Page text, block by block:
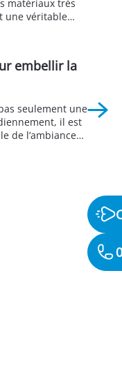
matériaux très
une véritable
à
embellir la
seulement une
il est
de l’ambiance